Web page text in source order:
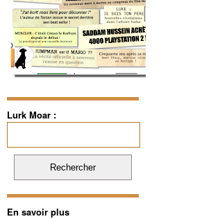
Lurk Moar :
En savoir plus